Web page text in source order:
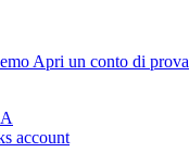
Apri un conto di prova
account